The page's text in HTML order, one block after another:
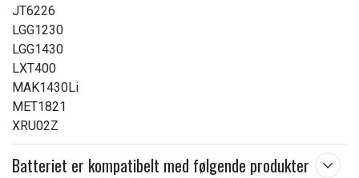
JT6226
LGG1230
LGG1430
LXT400
MAK1430Li
MET1821
XRU02Z
Batteriet er kompatibelt med følgende produkter